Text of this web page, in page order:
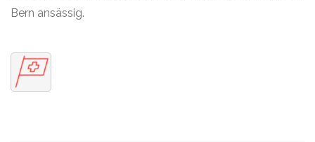
Bern ansässig.